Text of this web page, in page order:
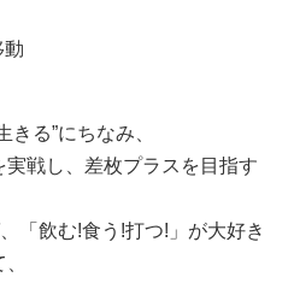
動
る”にちなみ、
戦し、差枚プラスを目指す
「飲む!食う!打つ!」が大好き